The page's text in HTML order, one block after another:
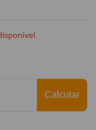
Calcular